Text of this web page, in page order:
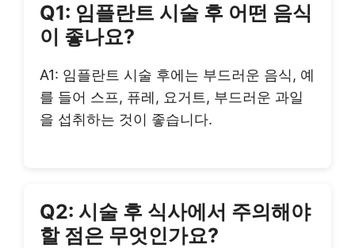
Q1: 임플란트 시술 후 어떤 음식
이 좋나요?
A1: 임플란트 시술 후에는 부드러운 음식, 예
를 들어 스프, 퓨레, 요거트, 부드러운 과일
을 섭취하는 것이 좋습니다.
Q2: 시술 후 식사에서 주의해야
할 점은 무엇인가요?